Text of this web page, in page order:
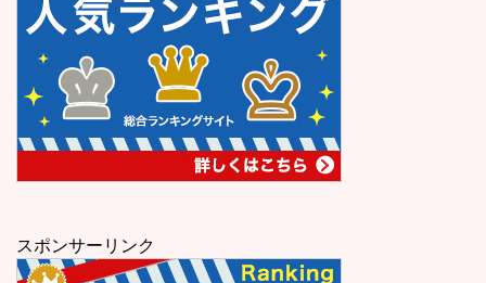
スポンサーリンク